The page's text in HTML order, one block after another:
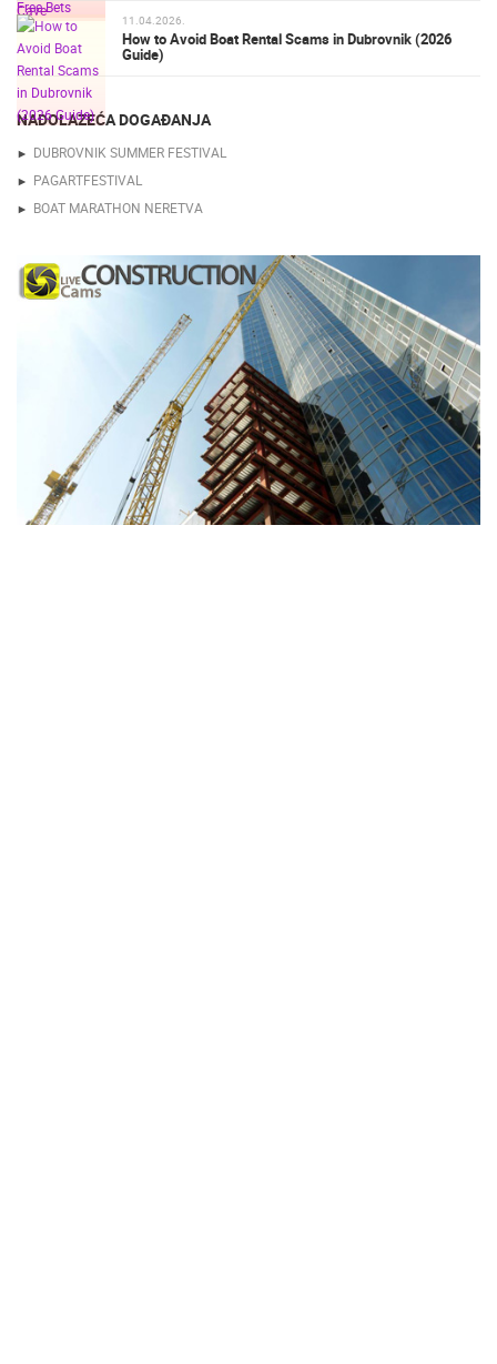
11.04.2026.
How to Avoid Boat Rental Scams in Dubrovnik (2026
Guide)
NADOLAZEĆA DOGAĐANJA
DUBROVNIK SUMMER FESTIVAL
PAGARTFESTIVAL
BOAT MARATHON NERETVA